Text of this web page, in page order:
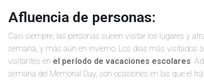
Afluencia de personas:
Casi siempre, las personas suelen visitar los lugares y
semana, y más aún en invierno. Los días más visitados
visitantes en el período de vacaciones escolares.
semana del Memorial Day, son ocasiones en las que el